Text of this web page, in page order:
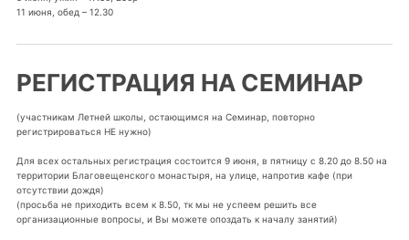
11 июня, обед – 12.30
РЕГИСТРАЦИЯ НА СЕМИНАР
(участникам Летней школы, остающимся на Семинар, повторно
регистрироваться НЕ нужно)
Для всех остальных регистрация состоится 9 июня, в пятницу с 8.20 до 8.50 на
территории Благовещенского монастыря, на улице, напротив кафе (при
отсутствии дождя)
(просьба не приходить всем к 8.50, тк мы не успеем решить все
организационные вопросы, и Вы можете опоздать к началу занятий)